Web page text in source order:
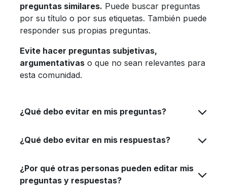
preguntas similares. Puede buscar preguntas
por su título o por sus etiquetas. También puede
responder sus propias preguntas.
Evite hacer preguntas subjetivas,
argumentativas o que no sean relevantes para
esta comunidad.
¿Qué debo evitar en mis preguntas?
¿Qué debo evitar en mis respuestas?
¿Por qué otras personas pueden editar mis
preguntas y respuestas?